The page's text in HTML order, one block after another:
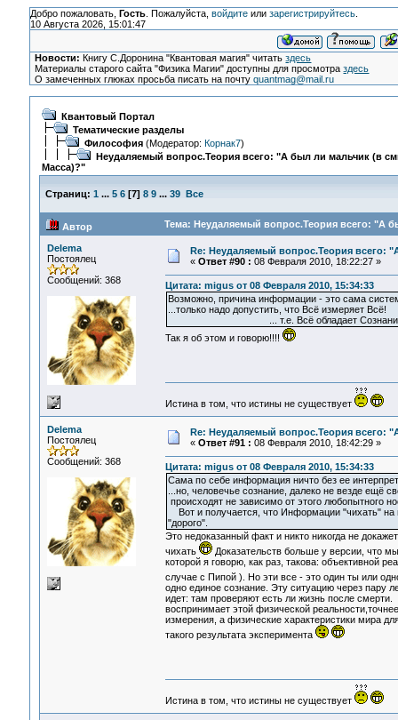
Добро пожаловать, Гость. Пожалуйста, войдитеили зарегистрируйтесь.
10 Августа 2026, 15:01:47
Новости: Книгу С.Доронина "Квантовая магия" читатьздесь
Материалы старого сайта "Физика Магии" доступны для просмотраздесь
О замеченных глюках просьба писать на почтуquantmag@mail.ru
Квантовый Портал
Тематические разделы
Философия(Модератор: Корнак7)
Неудаляемый вопрос.Теория всего: "А был ли мальчик (в
Масса)?"
Страниц: 1 ... 5 6[7] 8 9 ... 39 Все
Автор Тема: Неудаляемый вопрос.Теория всего: "А
Delema
Постоялец
Сообщений: 368
Re: Неудаляемый вопрос.Теория всего:
« Ответ #90 : 08 Февраля 2010, 18:22:27 »
Цитата: migus от 08 Февраля 2010, 15:34:33
Возможно, причина информации - это сама
...только надо допустить, что Всё измеряет Всё!
... т.е. Всё обладает
Так я об этом и говорю!!!!
Истина в том, что истины не существует
Delema
Постоялец
Сообщений: 368
Re: Неудаляемый вопрос.Теория всего:
« Ответ #91 : 08 Февраля 2010, 18:42:29 »
Цитата: migus от 08 Февраля 2010, 15:34:33
Сама по себе информация ничто без ее
...но, человечье сознание, далеко не везде ещё
происходят не зависимо от этого любопытного
Вот и получается, что Информации "чихать" на
"дорого".
Это недоказанный факт и никто никогда не
чихать
Доказательств больше у версии, что
которой я говорю, как раз, такова: объективной
случае с Пипой ). Но эти все - это один ты или
одно единое сознание. Эту ситуацию через пару
идет: там проверяют есть ли жизнь после
воспринимает этой физической
измерения, а физические характеристики мира
такого результата эксперимента
Истина в том, что истины не существует